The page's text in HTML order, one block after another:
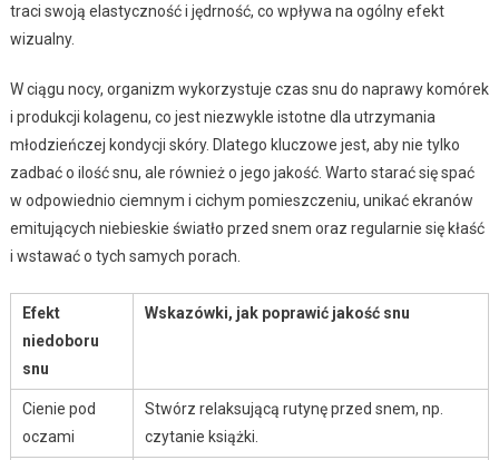
traci swoją elastyczność i jędrność, co wpływa na ogólny efekt
wizualny.
W ciągu nocy, organizm wykorzystuje czas snu do naprawy komórek
i produkcji kolagenu, co jest niezwykle istotne dla utrzymania
młodzieńczej kondycji skóry. Dlatego kluczowe jest, aby nie tylko
zadbać o ilość snu, ale również o jego jakość. Warto starać się spać
w odpowiednio ciemnym i cichym pomieszczeniu, unikać ekranów
emitujących niebieskie światło przed snem oraz regularnie się kłaść
i wstawać o tych samych porach.
Efekt
niedoboru
snu
Wskazówki, jak poprawić jakość snu
Cienie pod
oczami
Stwórz relaksującą rutynę przed snem, np.
czytanie książki.